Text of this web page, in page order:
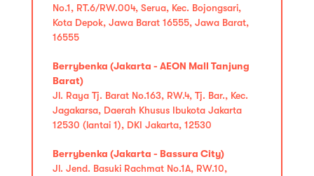
No.1, RT.6/RW.004, Serua, Kec. Bojongsari,
Kota Depok, Jawa Barat 16555, Jawa Barat,
16555
Berrybenka (Jakarta - AEON Mall Tanjung
Barat)
Jl. Raya Tj. Barat No.163, RW.4, Tj. Bar., Kec.
Jagakarsa, Daerah Khusus Ibukota Jakarta
12530 (lantai 1), DKI Jakarta, 12530
Berrybenka (Jakarta - Bassura City)
Jl. Jend. Basuki Rachmat No.1A, RW.10,